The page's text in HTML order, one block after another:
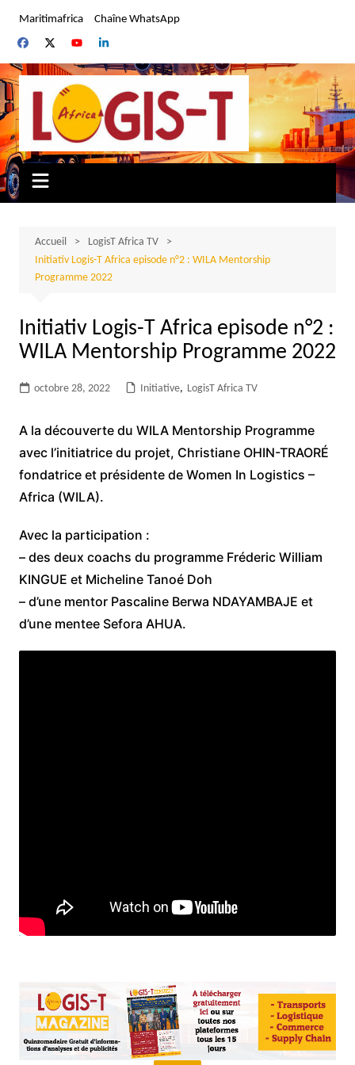
contenu
Maritimafrica Chaîne WhatsApp
Accueil
LogisT Africa TV
Initiativ Logis-T Africa episode n°2 : WILA Mentorship
Programme 2022
Initiativ Logis-T Africa episode n°2 :
WILA Mentorship Programme 2022
octobre 28, 2022 Initiative, LogisT Africa TV
A la découverte du WILA Mentorship Programme
avec l’initiatrice du projet, Christiane OHIN-TRAORÉ
fondatrice et présidente de Women In Logistics –
Africa (WILA).
Avec la participation :
– des deux coachs du programme Fréderic William
KINGUE et Micheline Tanoé Doh
– d’une mentor Pascaline Berwa NDAYAMBAJE et
d’une mentee Sefora AHUA.